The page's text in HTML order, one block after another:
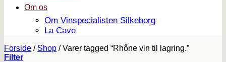
Om os
Om Vinspecialisten Silkeborg
La Cave
Forside / Shop /Varer tagged “Rhône vin til lagring.”
Filter